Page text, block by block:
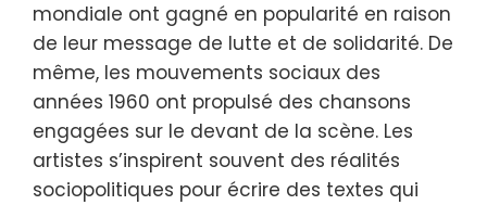
mondiale ont gagné en popularité en raison
de leur message de lutte et de solidarité. De
même, les mouvements sociaux des
années 1960 ont propulsé des chansons
engagées sur le devant de la scène. Les
artistes s’inspirent souvent des réalités
sociopolitiques pour écrire des textes qui